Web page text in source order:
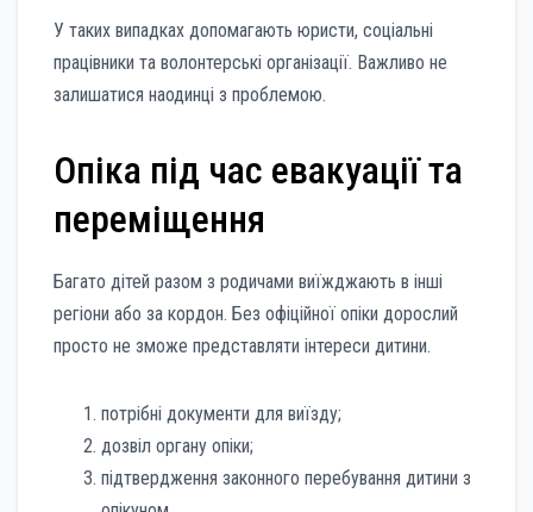
У таких випадках допомагають юристи, соціальні
працівники та волонтерські організації. Важливо не
залишатися наодинці з проблемою.
Опіка під час евакуації та
переміщення
Багато дітей разом з родичами виїжджають в інші
регіони або за кордон. Без офіційної опіки дорослий
просто не зможе представляти інтереси дитини.
потрібні документи для виїзду;
дозвіл органу опіки;
підтвердження законного перебування дитини з